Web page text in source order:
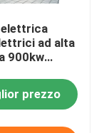
elettrica
ad alta
900kw
prezzo